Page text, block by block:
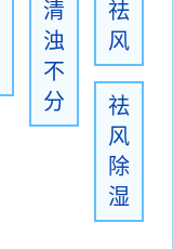
清
浊
不
分
祛
风
祛
风
除
湿